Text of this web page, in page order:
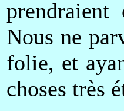
Nous ne
folie, et
choses très